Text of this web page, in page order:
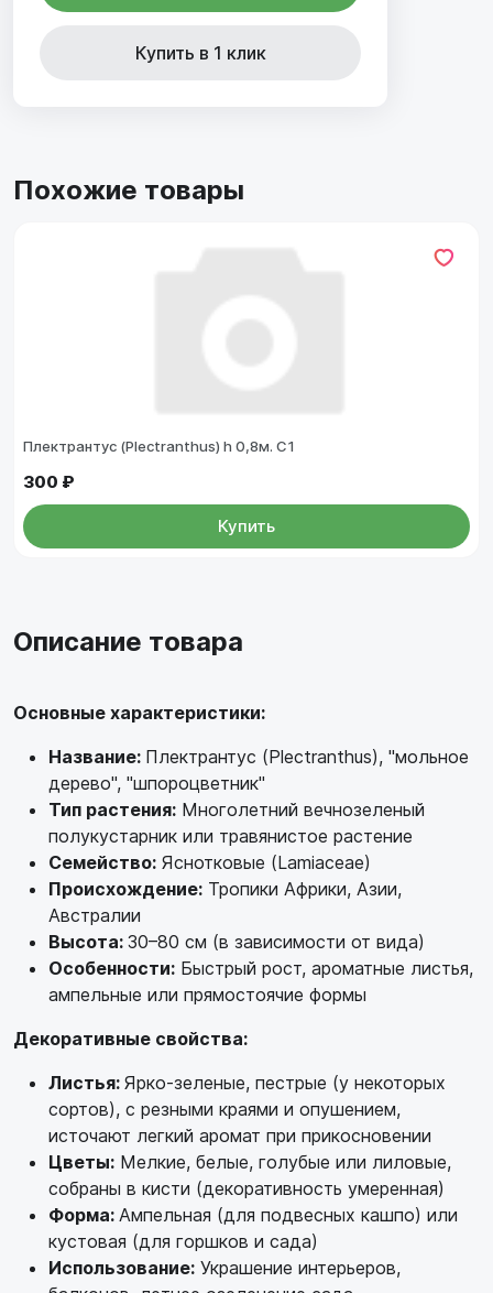
Купить в 1 клик
Похожие товары
Плектрантус (Plectranthus) h 0,8м. С1
300 ₽
Купить
Описание товара
Основные характеристики:
Название: Плектрантус (Plectranthus), "мольное
дерево", "шпороцветник"
Тип растения: Многолетний вечнозеленый
полукустарник или травянистое растение
Семейство: Яснотковые (Lamiaceae)
Происхождение: Тропики Африки, Азии,
Австралии
Высота: 30–80 см (в зависимости от вида)
Особенности: Быстрый рост, ароматные листья,
ампельные или прямостоячие формы
Декоративные свойства:
Листья: Ярко-зеленые, пестрые (у некоторых
сортов), с резными краями и опушением,
источают легкий аромат при прикосновении
Цветы: Мелкие, белые, голубые или лиловые,
собраны в кисти (декоративность умеренная)
Форма: Ампельная (для подвесных кашпо) или
кустовая (для горшков и сада)
Использование: Украшение интерьеров,